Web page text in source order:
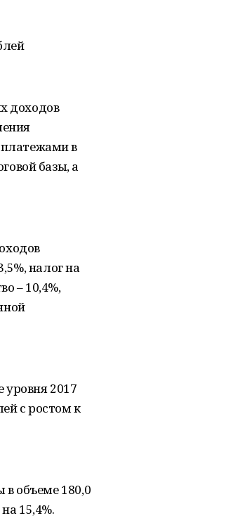
доходов
платежами в
базы, а
налог на
– 10,4%,
уровня 2017
с ростом к
объеме 180,0
15,4%.